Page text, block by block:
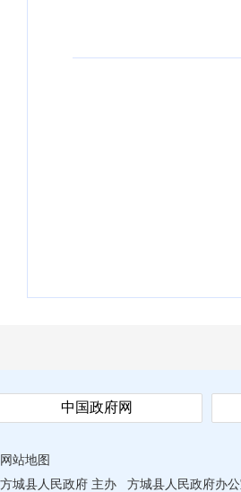
中国政府网
网站地图
方城县人民政府 主办
方城县人民政府办